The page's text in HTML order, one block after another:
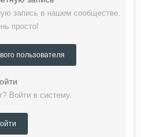
запись в нашем сообществе.
просто!
пользователя
Войти в систему.